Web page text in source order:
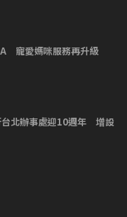
寵愛媽咪服務再升級
台北辦事處迎10週年 增設